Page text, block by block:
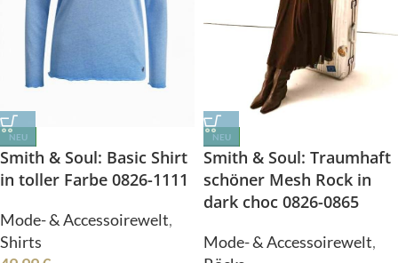
NEU
Smith & Soul: Basic Shirt
in toller Farbe 0826-1111
Mode- & Accessoirewelt,
Shirts
NEU
Smith & Soul: Traumhaft
schöner Mesh Rock in
dark choc 0826-0865
Mode- & Accessoirewelt,